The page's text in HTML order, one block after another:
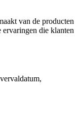
van de producten
die klanten